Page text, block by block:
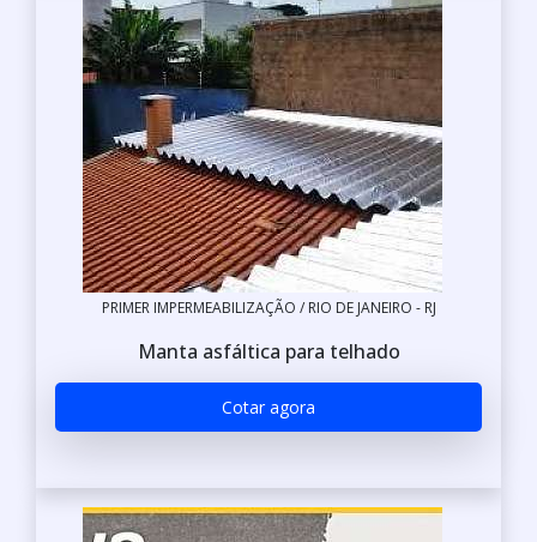
PRIMER IMPERMEABILIZAÇÃO / RIO DE JANEIRO - RJ
Manta asfáltica para telhado
Cotar agora